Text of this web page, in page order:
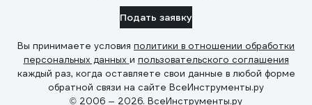
Подать заявку
Вы принимаете условия политики в отношении обработки
персональных данных и пользовательского соглашения
каждый раз, когда оставляете свои данные в любой форме
обратной связи на сайте ВсеИнструменты.ру
© 2006 — 2026. ВсеИнструменты.ру